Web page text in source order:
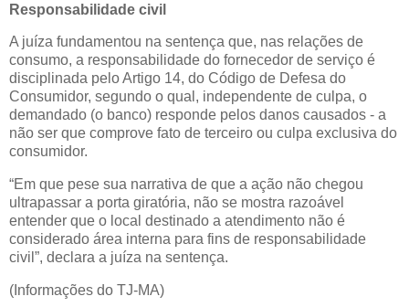
Responsabilidade civil
A juíza fundamentou na sentença que, nas relações de
consumo, a responsabilidade do fornecedor de serviço é
disciplinada pelo Artigo 14, do Código de Defesa do
Consumidor, segundo o qual, independente de culpa, o
demandado (o banco) responde pelos danos causados - a
não ser que comprove fato de terceiro ou culpa exclusiva do
consumidor.
“Em que pese sua narrativa de que a ação não chegou
ultrapassar a porta giratória, não se mostra razoável
entender que o local destinado a atendimento não é
considerado área interna para fins de responsabilidade
civil”, declara a juíza na sentença.
(Informações do TJ-MA)